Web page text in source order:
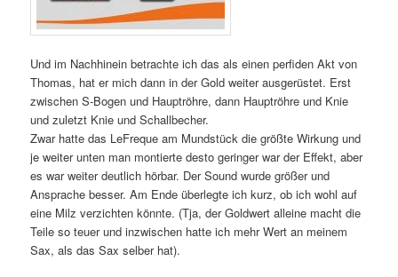
Und im Nachhinein betrachte ich das als einen perfiden Akt von
Thomas, hat er mich dann in der Gold weiter ausgerüstet. Erst
zwischen S-Bogen und Hauptröhre, dann Hauptröhre und Knie
und zuletzt Knie und Schallbecher.
Zwar hatte das LeFreque am Mundstück die größte Wirkung und
je weiter unten man montierte desto geringer war der Effekt, aber
es war weiter deutlich hörbar. Der Sound wurde größer und
Ansprache besser. Am Ende überlegte ich kurz, ob ich wohl auf
eine Milz verzichten könnte. (Tja, der Goldwert alleine macht die
Teile so teuer und inzwischen hatte ich mehr Wert an meinem
Sax, als das Sax selber hat).